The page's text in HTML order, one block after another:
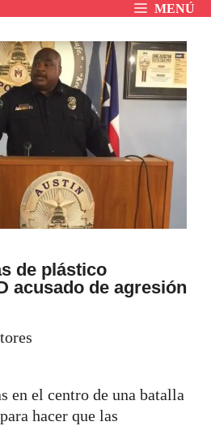
MENÚ
de plástico
acusado de agresión
en el centro de una batalla
hacer que las